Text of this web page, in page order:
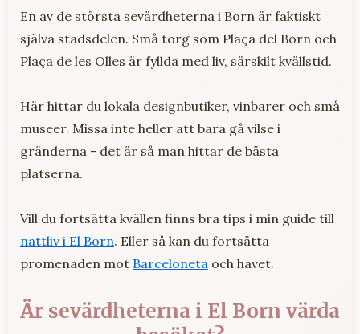
En av de största sevärdheterna i Born är faktiskt
själva stadsdelen. Små torg som Plaça del Born och
Plaça de les Olles är fyllda med liv, särskilt kvällstid.
Här hittar du lokala designbutiker, vinbarer och små
museer. Missa inte heller att bara gå vilse i
gränderna - det är så man hittar de bästa
platserna.
Vill du fortsätta kvällen finns bra tips i min guide till
nattliv i El Born. Eller så kan du fortsätta
promenaden mot Barceloneta och havet.
Är sevärdheterna i El Born värda